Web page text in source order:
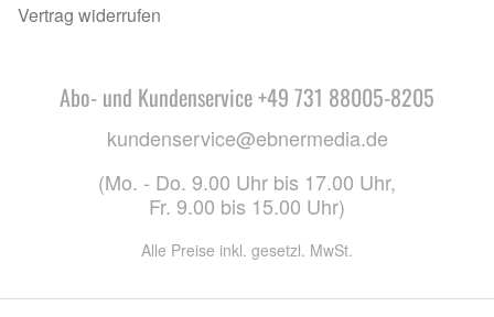
Vertrag widerrufen
Abo- und Kundenservice +49 731 88005-8205
kundenservice@ebnermedia.de
(Mo. - Do. 9.00 Uhr bis 17.00 Uhr,
Fr. 9.00 bis 15.00 Uhr)
Alle Preise inkl. gesetzl. MwSt.